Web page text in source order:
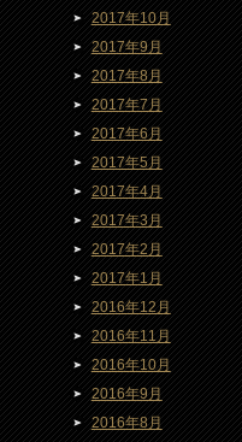
2017年10月
2017年9月
2017年8月
2017年7月
2017年6月
2017年5月
2017年4月
2017年3月
2017年2月
2017年1月
2016年12月
2016年11月
2016年10月
2016年9月
2016年8月